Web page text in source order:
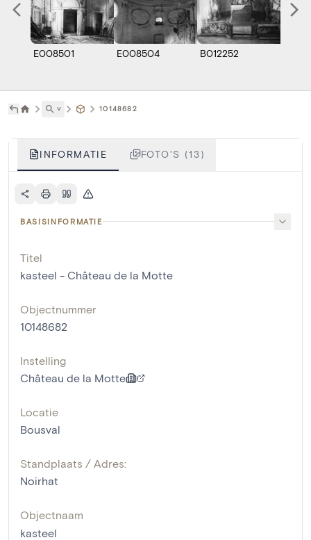
E008501 E008504 B012252
˅ 10148682
INFORMATIE FOTO'S (13)
BASISINFORMATIE
Titel
kasteel - Château de la Motte
Objectnummer
10148682
Instelling
Château de la Motte
Locatie
Bousval
Standplaats / Adres:
Noirhat
Objectnaam
kasteel